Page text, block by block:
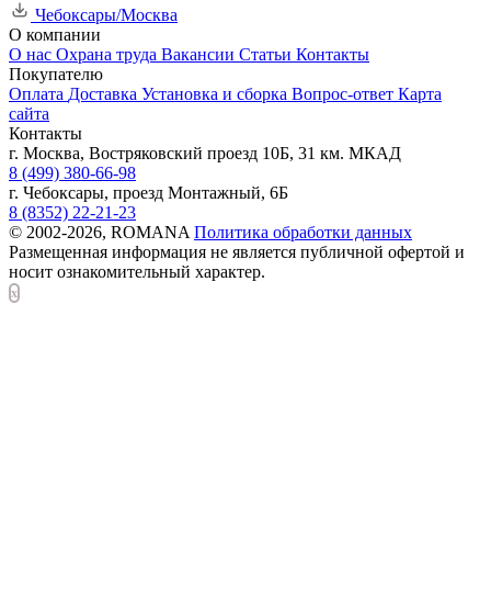
Чебоксары/Москва
О компании
О нас Охрана труда Вакансии Статьи Контакты
Покупателю
Оплата Доставка Установка и сборка Вопрос-ответ Карта
сайта
Контакты
г. Москва, Востряковский проезд 10Б, 31 км. МКАД
8 (499) 380-66-98
г. Чебоксары, проезд Монтажный, 6Б
8 (8352) 22-21-23
© 2002-2026, ROMANA Политика обработки данных
Размещенная информация не является публичной офертой и
носит ознакомительный характер.
x